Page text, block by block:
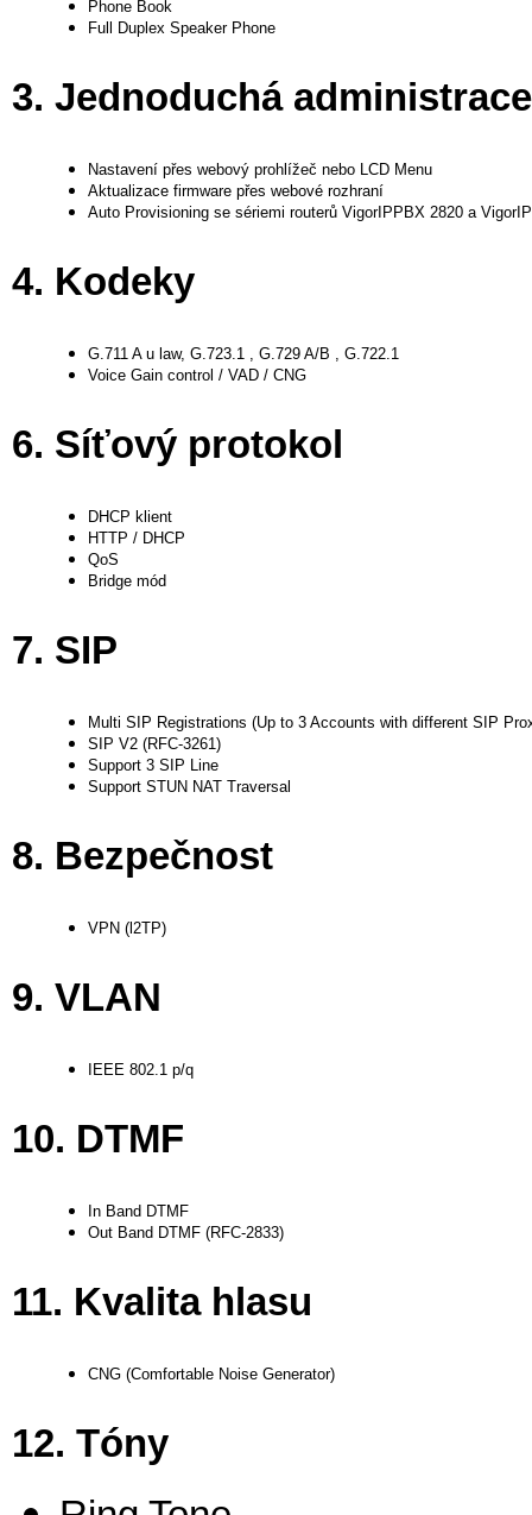
Phone Book
Full Duplex Speaker Phone
3. Jednoduchá administrace
Nastavení přes webový prohlížeč nebo LCD Menu
Aktualizace firmware přes webové rozhraní
Auto Provisioning se sériemi routerů VigorIPPBX 2820 a
4. Kodeky
G.711 A u law, G.723.1 , G.729 A/B , G.722.1
Voice Gain control / VAD / CNG
6. Síťový protokol
DHCP klient
HTTP / DHCP
QoS
Bridge mód
7. SIP
Multi SIP Registrations (Up to 3 Accounts with different SIP
SIP V2 (RFC-3261)
Support 3 SIP Line
Support STUN NAT Traversal
8. Bezpečnost
VPN (l2TP)
9. VLAN
IEEE 802.1 p/q
10. DTMF
In Band DTMF
Out Band DTMF (RFC-2833)
11. Kvalita hlasu
CNG (Comfortable Noise Generator)
12. Tóny